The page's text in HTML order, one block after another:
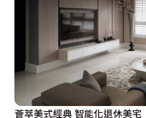
薈萃美式經典 智能化退休美宅